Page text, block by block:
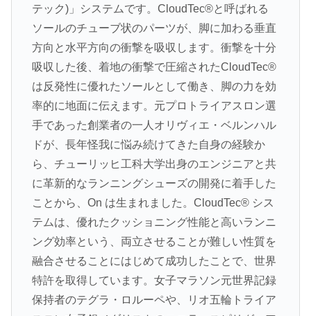
テック)」システムです。CloudTec®と呼ばれる
ソールのチューブ状のパーツが、脚に加わる垂直
方向と水平方向の衝撃を吸収します。衝撃を十分
吸収した後、着地の衝撃で圧縮されたCloudTec®
は反発性に優れたソールとして働き、脚の力を効
率的に地面に伝えます。元プロトライアスロン選
手であった創業者の一人オリヴィエ・ベルンハル
ドが、長年怪我に悩み続けてきた自身の経験か
ら、チューリッヒ工科大学出身のエンジニアと共
に革新的なランニングシューズの開発に着手した
ことから、On は生まれました。CloudTec® シス
テムは、優れたクッショニング性能と高いランニ
ング効率という、両立させることが難しい性質を
融合させることにはじめて成功したことで、世界
特許を取得しています。女子マラソン元世界記録
保持者のテグラ・ロルーペや、リオ五輪トライア